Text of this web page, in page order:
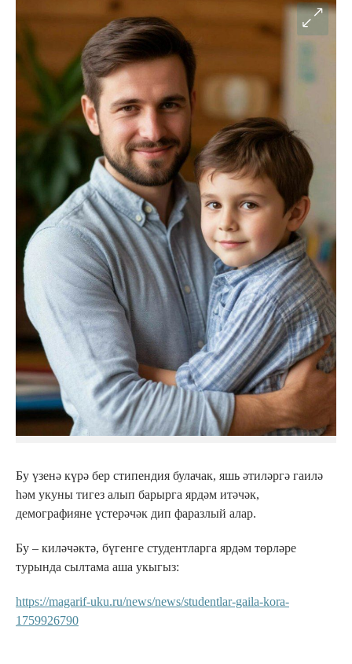
Бу үзенә күрә бер стипендия булачак, яшь әтиләргә гаилә
һәм укуны тигез алып барырга ярдәм итәчәк,
демографияне үстерәчәк дип фаразлый алар.
Бу – киләчәктә, бүгенге студентларга ярдәм төрләре
турында сылтама аша укыгыз:
https://magarif-uku.ru/news/news/studentlar-gaila-kora-
1759926790